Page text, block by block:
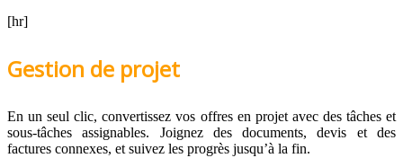
[hr]
Gestion de projet
En un seul clic, convertissez vos offres en projet avec des tâches et
sous-tâches assignables. Joignez des documents, devis et des
factures connexes, et suivez les progrès jusqu’à la fin.